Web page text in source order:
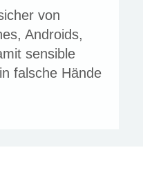
von
Androids,
sensible
falsche Hände